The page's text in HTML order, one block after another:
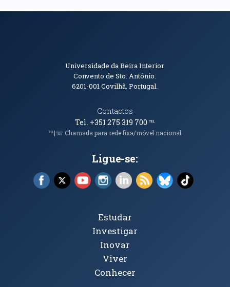
Informações de Contacto
Universidade da Beira Interior
Convento de Sto. António.
6201-001Covilhã. Portugal.
Contactos
Tel. +351 275 319 700℡
℡|☏ Chamada para rede fixa/móvel nacional
Ligue-se:
Facebook (abre em nova janela)
X (abre em nova janela)
YouTube (abre em nova janela)
Instagram (abre em nova janela)
LinkedIn (abre em nova
RSS (abre em nova
Bluesky (abre
TikTok
Tópicos Principais
Estudar
Investigar
Inovar
Viver
Conhecer